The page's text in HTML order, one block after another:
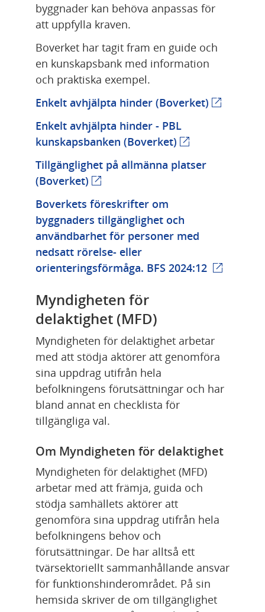
byggnader kan behöva anpassas för
att uppfylla kraven.
Boverket har tagit fram en guide och
en kunskapsbank med information
och praktiska exempel.
Enkelt avhjälpta hinder (Boverket) Länk till
Enkelt avhjälpta hinder - PBL
kunskapsbanken (Boverket) Länk till annan
Tillgänglighet på allmänna platser
(Boverket) Länk till annan webbplats.
Boverkets föreskrifter om
byggnaders tillgänglighet och
användbarhet för personer med
nedsatt rörelse- eller
orienteringsförmåga. BFS 2024:12 Länk till
Myndigheten för
delaktighet (MFD)
Myndigheten för delaktighet arbetar
med att stödja aktörer att genomföra
sina uppdrag utifrån hela
befolkningens förutsättningar och har
bland annat en checklista för
tillgängliga val.
Om Myndigheten för delaktighet
Myndigheten för delaktighet (MFD)
arbetar med att främja, guida och
stödja samhällets aktörer att
genomföra sina uppdrag utifrån hela
befolkningens behov och
förutsättningar. De har alltså ett
tvärsektoriellt sammanhållande ansvar
för funktionshinderområdet. På sin
hemsida skriver de om tillgänglighet